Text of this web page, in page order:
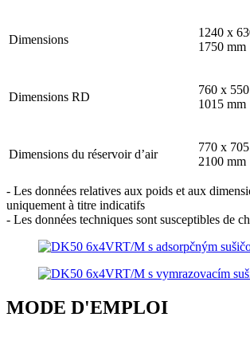
Dimensions
1240 x
1750 mm
Dimensions RD
760 x
1015 mm
Dimensions du réservoir d’air
770 x
2100 mm
- Les données relatives aux poids et aux
uniquement à titre indicatifs
- Les données techniques sont susceptibles de
MODE D'EMPLOI